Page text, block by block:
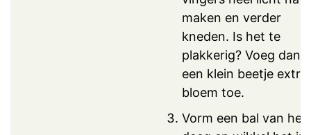
maken en verder
kneden. Is het te
plakkerig? Voeg dan
een klein beetje extra
bloem toe.
Vorm een bal van het